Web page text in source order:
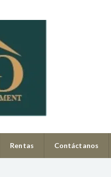
Rentas Contáctanos